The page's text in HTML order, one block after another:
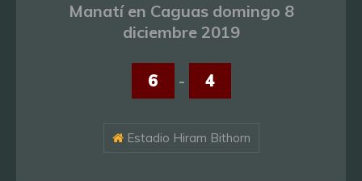
Manatí en Caguas domingo 8
diciembre 2019
6 - 4
Estadio Hiram Bithorn